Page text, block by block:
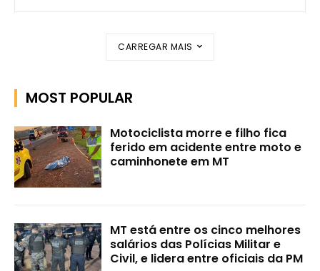
CARREGAR MAIS
MOST POPULAR
Motociclista morre e filho fica
ferido em acidente entre moto e
caminhonete em MT
MT está entre os cinco melhores
salários das Polícias Militar e
Civil, e lidera entre oficiais da PM